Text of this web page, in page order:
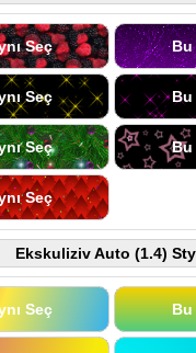
Seç Bu
Seç Bu
Seç Bu
Seç
Ekskuliziv Auto (1.4)
Seç Bu